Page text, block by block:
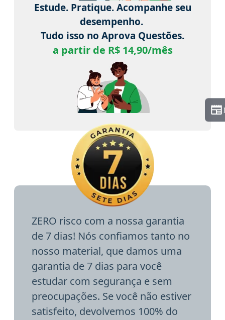
Estude. Pratique. Acompanhe seu
desempenho.
Tudo isso no Aprova Questões.
a partir de R$ 14,90/mês
ZERO risco com a nossa garantia
de 7 dias! Nós confiamos tanto no
nosso material, que damos uma
garantia de 7 dias para você
estudar com segurança e sem
preocupações. Se você não estiver
satisfeito, devolvemos 100% do